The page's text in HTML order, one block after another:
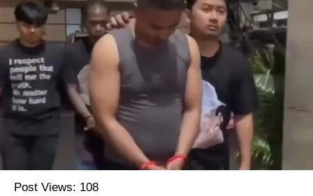
Post Views: 108